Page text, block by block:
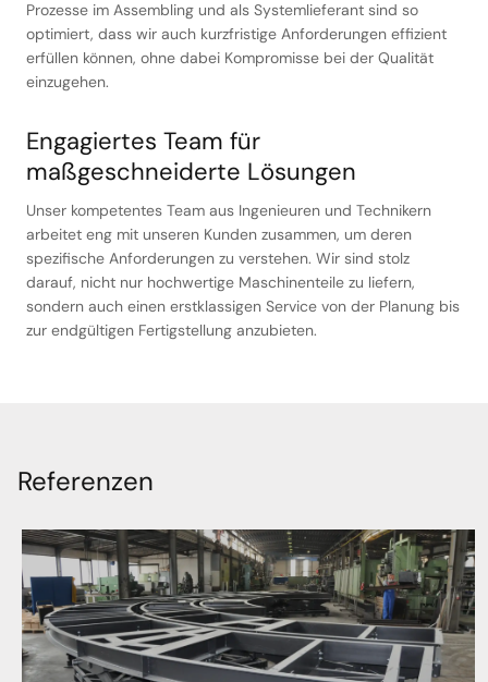
Prozesse im Assembling und als Systemlieferant sind so
optimiert, dass wir auch kurzfristige Anforderungen effizient
erfüllen können, ohne dabei Kompromisse bei der Qualität
einzugehen.
Engagiertes Team für
maßgeschneiderte Lösungen
Unser kompetentes Team aus Ingenieuren und Technikern
arbeitet eng mit unseren Kunden zusammen, um deren
spezifische Anforderungen zu verstehen. Wir sind stolz
darauf, nicht nur hochwertige Maschinenteile zu liefern,
sondern auch einen erstklassigen Service von der Planung bis
zur endgültigen Fertigstellung anzubieten.
Referenzen